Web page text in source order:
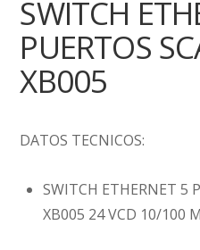
SWITCH
PUERTOS
XB005
DATOS TECNICOS:
SWITCH ETHERNET 5
XB005 24 VCD 10/100